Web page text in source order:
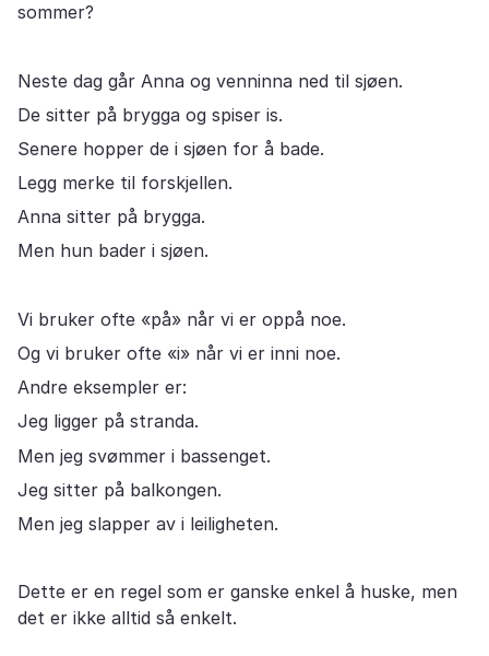
sommer?
Neste dag går Anna og venninna ned til sjøen.
De sitter på brygga og spiser is.
Senere hopper de i sjøen for å bade.
Legg merke til forskjellen.
Anna sitter på brygga.
Men hun bader i sjøen.
Vi bruker ofte «på» når vi er oppå noe.
Og vi bruker ofte «i» når vi er inni noe.
Andre eksempler er:
Jeg ligger på stranda.
Men jeg svømmer i bassenget.
Jeg sitter på balkongen.
Men jeg slapper av i leiligheten.
Dette er en regel som er ganske enkel å huske, men
det er ikke alltid så enkelt.